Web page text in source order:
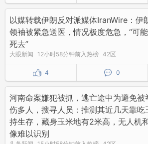
以媒转载伊朗反对派媒体IranWire：伊
领袖被紧急送医，情况极度危急，“可
死去”
大眼新闻 12小时58分钟前入热榜 42区
4 0
河南命案嫌犯被抓，逃亡途中为避免被
伤多人，搜寻人员：推测其近几天靠吃
持生存，藏身玉米地有2米高，无人机
像难以识别